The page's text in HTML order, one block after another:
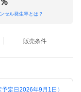
セル発生率とは？
販売条件
定日2026年9月1日）